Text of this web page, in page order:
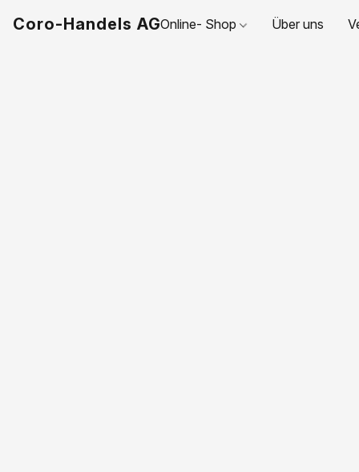
Coro-Handels AGOnline- Shop Über uns